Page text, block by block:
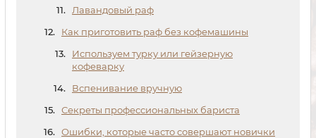
Лавандовый раф
Как приготовить раф без кофемашины
Используем турку или гейзерную
кофеварку
Вспенивание вручную
Секреты профессиональных бариста
Ошибки, которые часто совершают новички